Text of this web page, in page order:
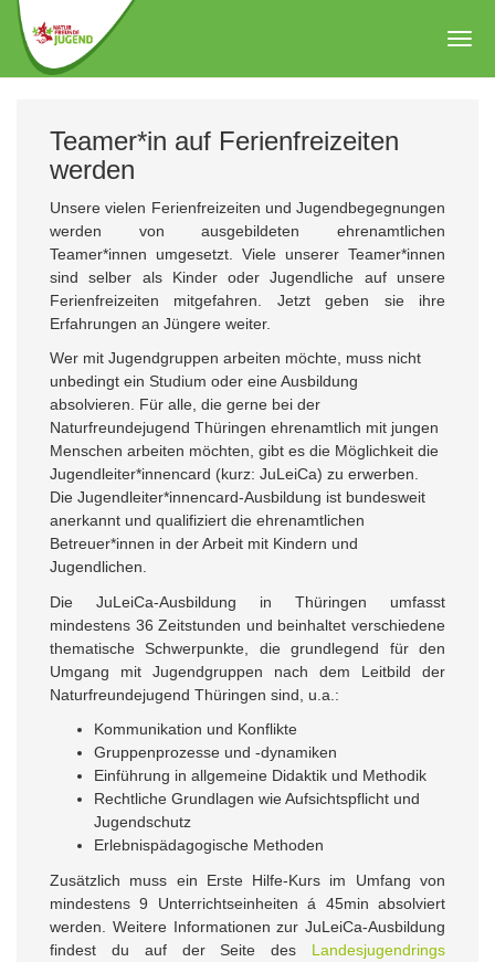
Zum
Hauptinhalt
springen
Teamer*in auf Ferienfreizeiten
werden
Unsere vielen Ferienfreizeiten und Jugendbegegnungen
werden von ausgebildeten ehrenamtlichen
Teamer*innen umgesetzt. Viele unserer Teamer*innen
sind selber als Kinder oder Jugendliche auf unsere
Ferienfreizeiten mitgefahren. Jetzt geben sie ihre
Erfahrungen an Jüngere weiter.
Wer mit Jugendgruppen arbeiten möchte, muss nicht
unbedingt ein Studium oder eine Ausbildung
absolvieren. Für alle, die gerne bei der
Naturfreundejugend Thüringen ehrenamtlich mit jungen
Menschen arbeiten möchten, gibt es die Möglichkeit die
Jugendleiter*innencard (kurz: JuLeiCa) zu erwerben.
Die Jugendleiter*innencard-Ausbildung ist bundesweit
anerkannt und qualifiziert die ehrenamtlichen
Betreuer*innen in der Arbeit mit Kindern und
Jugendlichen.
Die JuLeiCa-Ausbildung in Thüringen umfasst
mindestens 36 Zeitstunden und beinhaltet verschiedene
thematische Schwerpunkte, die grundlegend für den
Umgang mit Jugendgruppen nach dem Leitbild der
Naturfreundejugend Thüringen sind, u.a.:
Kommunikation und Konflikte
Gruppenprozesse und -dynamiken
Einführung in allgemeine Didaktik und Methodik
Rechtliche Grundlagen wie Aufsichtspflicht und
Jugendschutz
Erlebnispädagogische Methoden
Zusätzlich muss ein Erste Hilfe-Kurs im Umfang von
mindestens 9 Unterrichtseinheiten á 45min absolviert
werden. Weitere Informationen zur JuLeiCa-Ausbildung
findest du auf der Seite des Landesjugendrings